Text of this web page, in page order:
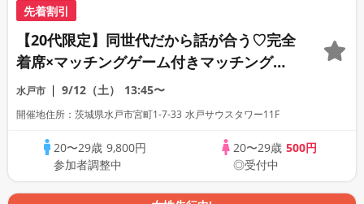
先着割引
【20代限定】同世代だから話が合う♡完全
着席×マッチングゲーム付きマッチングコ
ン
水戸市 9/12（土） 13:45〜
開催地住所：茨城県水戸市宮町1-7-33 水戸サウスタワー11F
20〜29歳 9,800円
参加者調整中
20〜29歳 500円
◎受付中